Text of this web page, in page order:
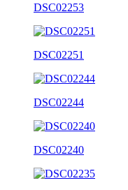
DSC02253
DSC02251
DSC02244
DSC02240